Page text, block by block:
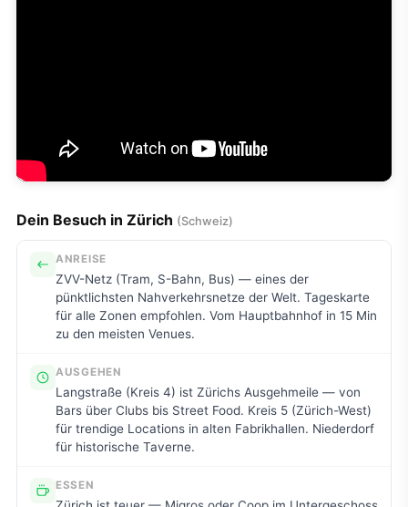
Dein Besuch in Zürich (Schweiz)
ANREISE
ZVV-Netz (Tram, S-Bahn, Bus) — eines der
pünktlichsten Nahverkehrsnetze der Welt. Tageskarte
für alle Zonen empfohlen. Vom Hauptbahnhof in 15 Min
zu den meisten Venues.
AUSGEHEN
Langstraße (Kreis 4) ist Zürichs Ausgehmeile — von
Bars über Clubs bis Street Food. Kreis 5 (Zürich-West)
für trendige Locations in alten Fabrikhallen. Niederdorf
für historische Taverne.
ESSEN